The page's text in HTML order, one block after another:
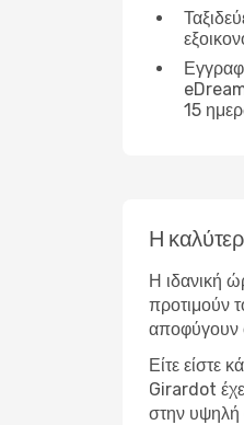
15
Η
Η ιδανική
προτιμούν
αποφύγουν
Είτε είστε
Girardot
στην υψηλή